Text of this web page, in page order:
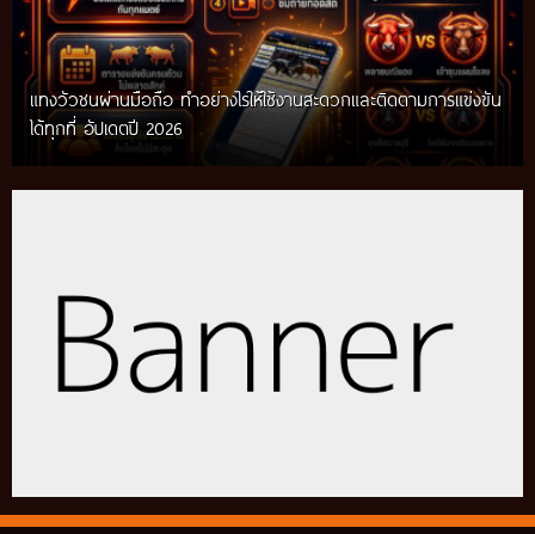
แทงวัวชนผ่านมือถือ ทำอย่างไรให้ใช้งานสะดวกและติดตามการแข่งขัน
ได้ทุกที่ อัปเดตปี 2026